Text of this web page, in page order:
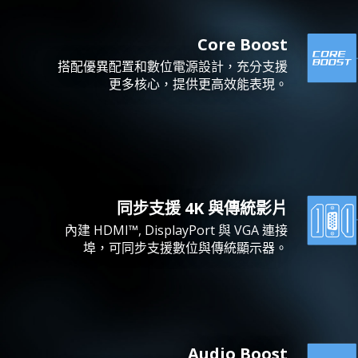
Core Boost
搭配優異配置和數位電源設計，充分支援
更多核心，提供更高效能表現。
同步支援 4K 與傳統影片
內建 HDMI™, DisplayPort 與 VGA 連接
埠，可同步支援數位與傳統顯示器。
Audio Boost